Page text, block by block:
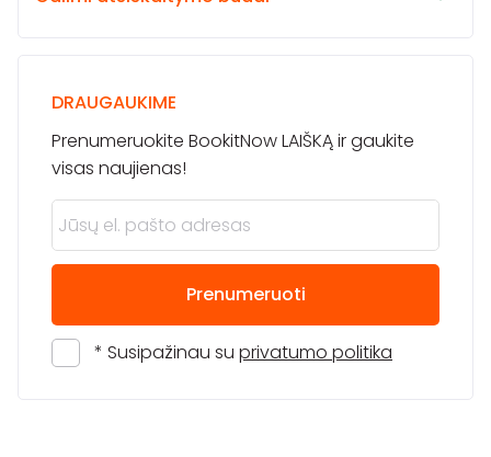
DRAUGAUKIME
Prenumeruokite BookitNow LAIŠKĄ ir gaukite
visas naujienas!
Prenumeruoti
* Susipažinau su privatumo politika